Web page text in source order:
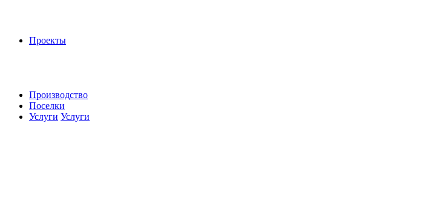
Проекты
Производство
Поселки
Услуги Услуги